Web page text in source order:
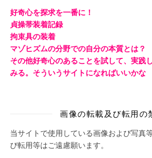
好奇心を探求を一番に！
貞操帯装着記録
拘束具の装着
マゾヒズムの分野での自分の本質とは？
その他好奇心のあることを試して、実践
みる。そういうサイトになればいいかな
画像の転載及び転用の
当サイトで使用している画像および写真
び転用等はご遠慮願います。